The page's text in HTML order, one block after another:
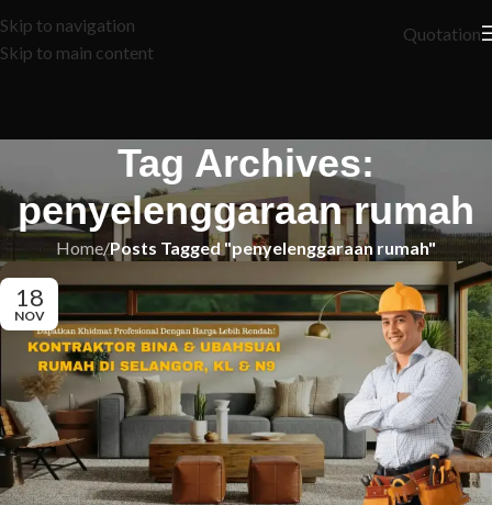
Skip to navigation
Skip to main content
Quotation
Tag Archives:
penyelenggaraan rumah
Home/Posts Tagged "penyelenggaraan rumah"
18
NOV